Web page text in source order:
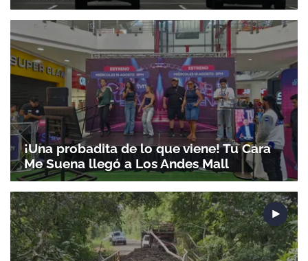
¡Una probadita de lo que viene! Tu Cara
Me Suena llegó a Los Andes Mall